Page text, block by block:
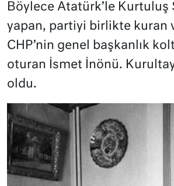
Böylece Atatürk’le Kurtuluş
yapan, partiyi birlikte kuran
CHP’nin genel başkanlık
oturan İsmet İnönü.
oldu.